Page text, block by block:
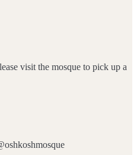
visit the mosque to pick up a